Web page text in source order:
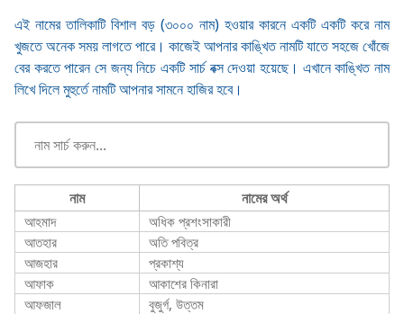
এই নামের তালিকাটি বিশাল বড় (৩০০০ নাম) হওয়ার কারনে একটি একটি করে নাম
খুজতে অনেক সময় লাগতে পারে। কাজেই আপনার কাঙ্খিত নামটি যাতে সহজে খোঁজে
বের করতে পারেন সে জন্য নিচে একটি সার্চ বক্স দেওয়া হয়েছে। এখানে কাঙ্খিত নাম
লিখে দিলে মুহুর্তে নামটি আপনার সামনে হাজির হবে।
নাম নামের অর্থ
আহমাদ
অধিক প্রশংসাকারী
আতহার
অতি পবিত্র
আজহার
প্রকাশ্য
আফাক
আকাশের কিনারা
আফজাল
বুজুর্গ, উত্তম